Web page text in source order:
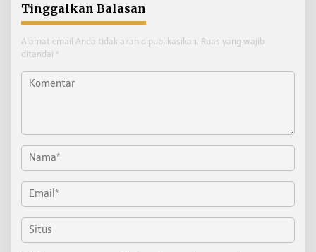
Tinggalkan Balasan
Alamat email Anda tidak akan dipublikasikan. Ruas yang wajib
ditandai *